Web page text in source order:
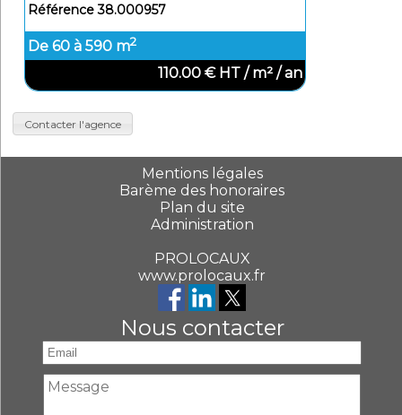
Référence 38.000957
De 60 à 590 m2
110.00 € HT / m² / an
Contacter l'agence
Mentions légales
Barème des honoraires
Plan du site
Administration
PROLOCAUX
www.prolocaux.fr
Nous contacter